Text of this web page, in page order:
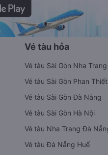
Vé tàu hỏa
Vé tàu Sài Gòn Nha Trang
Vé tàu Sài Gòn Phan Thiết
Vé tàu Sài Gòn Đà Nẵng
Vé tàu Sài Gòn Hà Nội
Vé tàu Nha Trang Đà
Vé tàu Đà Nẵng Huế